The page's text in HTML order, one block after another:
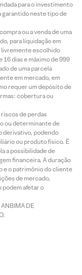
para o investimento
garantido neste tipo de
ou a venda de uma
para liquidação em
livremente escolhido
dias e máximo de 999
de uma parcela
em mercado, em
requer um depósito de
cobertura ou
de perdas
ou determinante de
derivativo, podendo
ou produto físico. É
a possibilidade de
financeira. A duração
e o patrimônio do cliente
de mercado,
podem afetar o
ANBIMA DE